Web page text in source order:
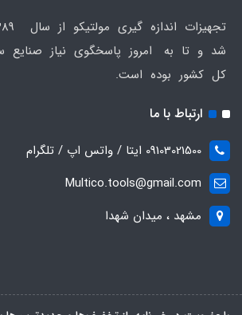
شد و تا به امروز پاسخگوی نیاز
کل کشور بوده است.
ارتباط با ما
09103021500 ایتا / واتس اپ / تلگرام
Multico.tools@gmail.com
مشهد ، میدان شهدا